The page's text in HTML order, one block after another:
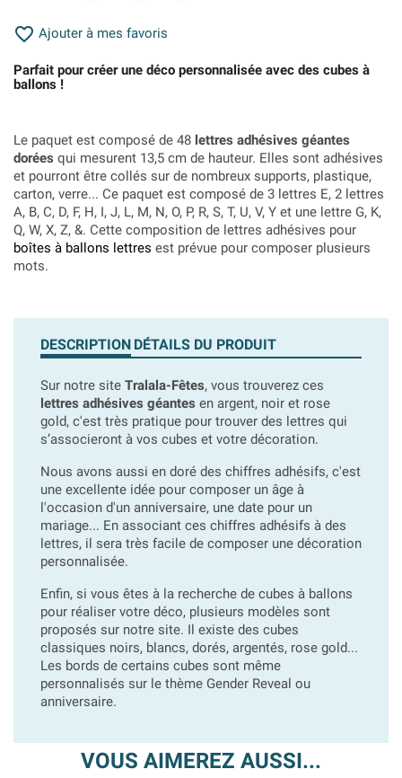
 Ajouter à mes favoris
Parfait pour créer une déco personnalisée avec des cubes à
ballons !
Le paquet est composé de 48 lettres adhésives géantes
dorées qui mesurent 13,5 cm de hauteur. Elles sont adhésives
et pourront être collés sur de nombreux supports, plastique,
carton, verre... Ce paquet est composé de 3 lettres E, 2 lettres
A, B, C, D, F, H, I, J, L, M, N, O, P, R, S, T, U, V, Y et une lettre G, K,
Q, W, X, Z, &. Cette composition de lettres adhésives pour
boîtes à ballons lettres est prévue pour composer plusieurs
mots.
DESCRIPTION DÉTAILS DU PRODUIT
Sur notre site Tralala-Fêtes, vous trouverez ces
lettres adhésives géantes en argent, noir et rose
gold, c'est très pratique pour trouver des lettres qui
s’associeront à vos cubes et votre décoration.
Nous avons aussi en doré des chiffres adhésifs, c'est
une excellente idée pour composer un âge à
l'occasion d'un anniversaire, une date pour un
mariage... En associant ces chiffres adhésifs à des
lettres, il sera très facile de composer une décoration
personnalisée.
Enfin, si vous êtes à la recherche de cubes à ballons
pour réaliser votre déco, plusieurs modèles sont
proposés sur notre site. Il existe des cubes
classiques noirs, blancs, dorés, argentés, rose gold...
Les bords de certains cubes sont même
personnalisés sur le thème Gender Reveal ou
anniversaire.
VOUS AIMEREZ AUSSI...